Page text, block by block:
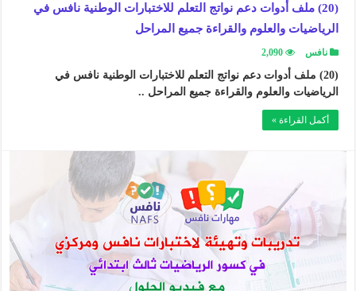
(20) ملف أدوات دعم نواتج التعلم للاختبارات الوطنية نافس في
الرياضيات والعلوم والقراءة جميع المراحل
نافس 2,090
(20) ملف أدوات دعم نواتج التعلم للاختبارات الوطنية نافس في
الرياضيات والعلوم والقراءة جميع المراحل ..
أكمل القراءة »